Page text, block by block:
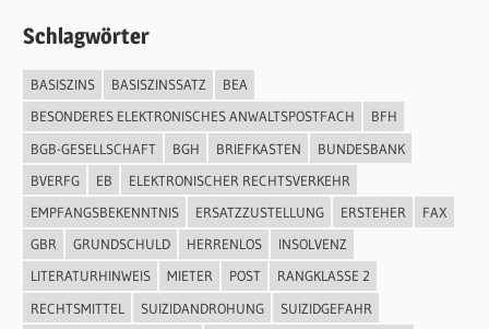
Schlagwörter
BASISZINS BASISZINSSATZ
BEA
BESONDERES ELEKTRONISCHES ANWALTSPOSTFACH
BFH
BGB-GESELLSCHAFT
BGH BRIEFKASTEN
BUNDESBANK
BVERFG
EB
ELEKTRONISCHER RECHTSVERKEHR
EMPFANGSBEKENNTNIS
ERSATZZUSTELLUNG ERSTEHER
FAX
GBR
GRUNDSCHULD HERRENLOS
INSOLVENZ
LITERATURHINWEIS
MIETER POST
RANGKLASSE 2
RECHTSMITTEL
SUIZIDANDROHUNG
SUIZIDGEFAHR